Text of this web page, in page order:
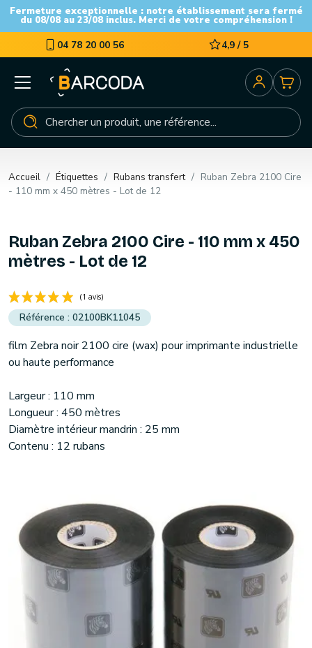
Fermeture exceptionnelle : notre établissement sera fermé
du 08/08 au 23/08 inclus. Merci de votre compréhension !
04 78 20 00 56 4,9 / 5
Accueil Étiquettes Rubans transfert
Ruban Zebra 2100 Cire
- 110 mm x 450 mètres - Lot de 12
Ruban Zebra 2100 Cire - 110 mm x 450
mètres - Lot de 12
(1 avis)
02100BK11045
film Zebra noir 2100 cire (wax) pour imprimante industrielle
ou haute performance
Largeur : 110 mm
Longueur : 450 mètres
Diamètre intérieur mandrin : 25 mm
Contenu : 12 rubans